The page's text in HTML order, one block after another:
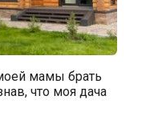
мамы брать
что моя дача